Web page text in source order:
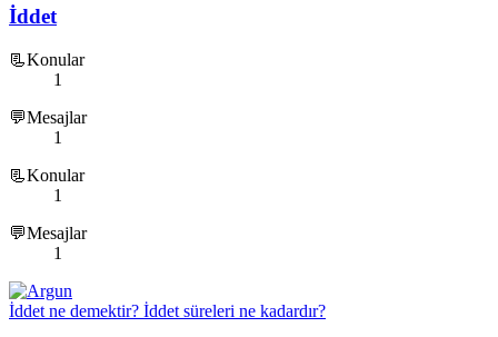
İddet
📃Konular
1
💬Mesajlar
1
📃Konular
1
💬Mesajlar
1
İddet ne demektir? İddet süreleri ne kadardır?